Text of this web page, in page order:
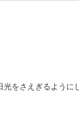
をさえぎるように